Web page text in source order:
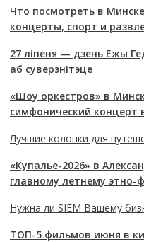
Что посмотреть в
концерты, спорт и
27 ліпеня — дзень Ежы
аб суверэнітэце
«Шоу оркестров» в
симфонический концерт
Лучшие колонки для
«Купалье-2026» в
главному летнему этно-
Нужна ли SIEM Вашему
ТОП-5 фильмов июня в